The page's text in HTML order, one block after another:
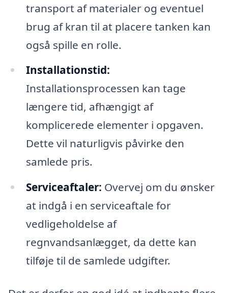
transport af materialer og eventuel
brug af kran til at placere tanken kan
også spille en rolle.
Installationstid:
Installationsprocessen kan tage
længere tid, afhængigt af
komplicerede elementer i opgaven.
Dette vil naturligvis påvirke den
samlede pris.
Serviceaftaler: Overvej om du ønsker
at indgå i en serviceaftale for
vedligeholdelse af
regnvandsanlægget, da dette kan
tilføje til de samlede udgifter.